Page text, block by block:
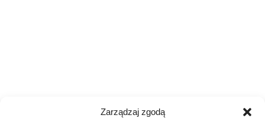
Zarządzaj zgodą